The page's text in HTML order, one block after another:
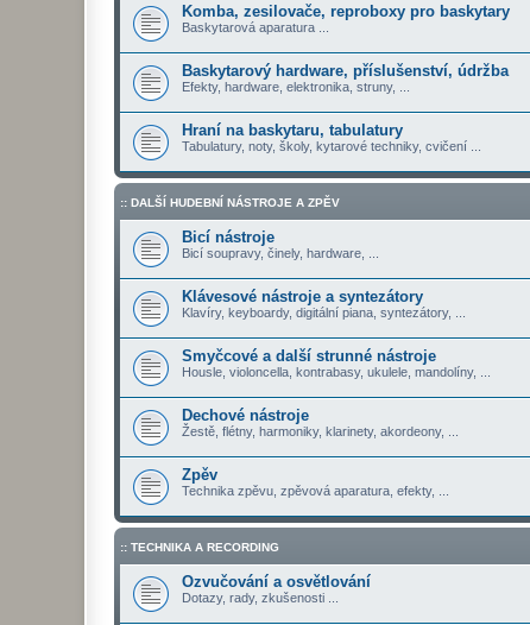
Komba, zesilovače, reproboxy pro baskytary
Baskytarová aparatura ...
Baskytarový hardware, příslušenství, údržba
Efekty, hardware, elektronika, struny, ...
Hraní na baskytaru, tabulatury
Tabulatury, noty, školy, kytarové techniky, cvičení ...
:: DALŠÍ HUDEBNÍ NÁSTROJE A ZPĚV
Bicí nástroje
Bicí soupravy, činely, hardware, ...
Klávesové nástroje a syntezátory
Klavíry, keyboardy, digitální piana, syntezátory, ...
Smyčcové a další strunné nástroje
Housle, violoncella, kontrabasy, ukulele, mandolíny, ...
Dechové nástroje
Žestě, flétny, harmoniky, klarinety, akordeony, ...
Zpěv
Technika zpěvu, zpěvová aparatura, efekty, ...
:: TECHNIKA A RECORDING
Ozvučování a osvětlování
Dotazy, rady, zkušenosti ...